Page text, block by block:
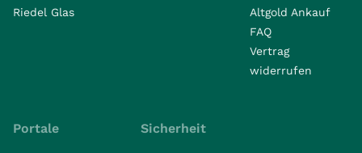
Riedel Glas
Altgold Ankauf
FAQ
Vertrag
widerrufen
Portale Sicherheit